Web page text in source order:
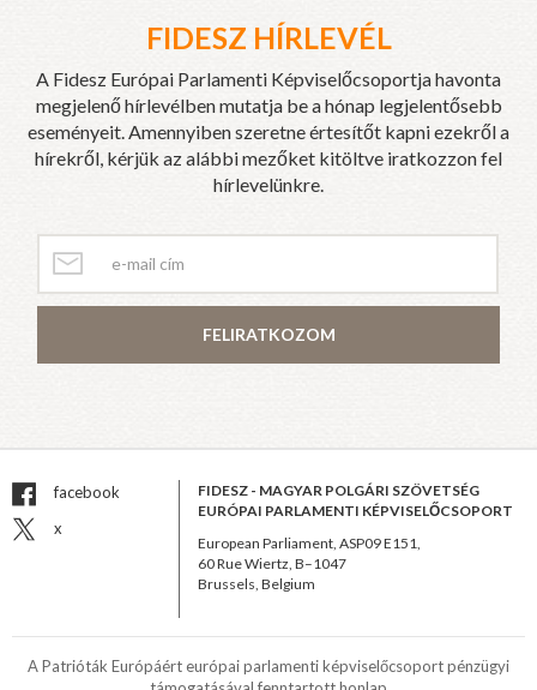
FIDESZ HÍRLEVÉL
A Fidesz Európai Parlamenti Képviselőcsoportja havonta
megjelenő hírlevélben mutatja be a hónap legjelentősebb
eseményeit. Amennyiben szeretne értesítőt kapni ezekről a
hírekről, kérjük az alábbi mezőket kitöltve iratkozzon fel
hírlevelünkre.
FELIRATKOZOM
facebook
x
FIDESZ - MAGYAR POLGÁRI SZÖVETSÉG
EURÓPAI PARLAMENTI KÉPVISELŐCSOPORT
European Parliament, ASP09 E151,
60 Rue Wiertz, B–1047
Brussels, Belgium
A Patrióták Európáért európai parlamenti képviselőcsoport pénzügyi